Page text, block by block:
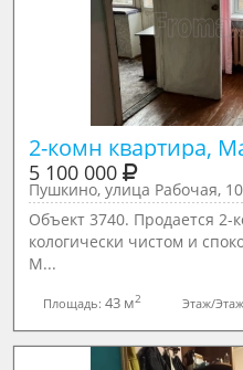
5 100 000
Пушкино, улица Рабочая, 10
Объект 3740. Продается 2-
кологически чистом и
М...
Площадь:43 м2 Этаж/